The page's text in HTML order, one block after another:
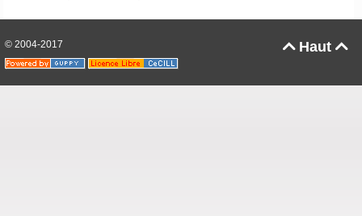
Haut 
© 2004-2017